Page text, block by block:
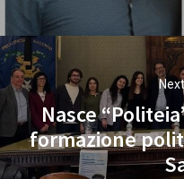
Nasce
formazione